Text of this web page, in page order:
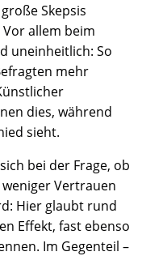
Skepsis
allem beim
uneinheitlich: So
mehr
dies, während
sieht.
bei der Frage, ob
Vertrauen
Hier glaubt rund
Effekt, fast ebenso
Im Gegenteil –